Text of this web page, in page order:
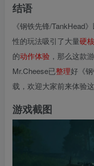
结语
《钢铁先锋/TankHead
性的玩法吸引了大量硬核
的动作体验 ，那么这款
Mr.Cheese已整理好《
载，欢迎大家前来体验
游戏截图